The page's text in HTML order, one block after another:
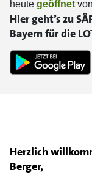
Herzlich
Berger,
heute geöffnet
Hier geht’s zu
Bayern für die